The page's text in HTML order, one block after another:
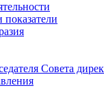
Совета